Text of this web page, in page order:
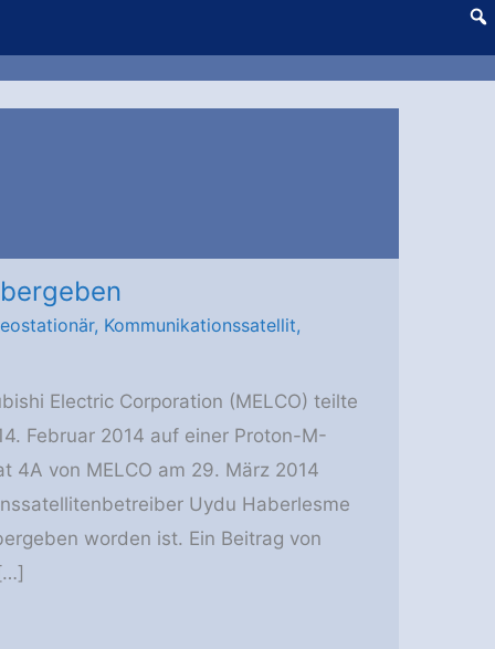
, Kommunikationssatellit,
Electric Corporation (MELCO) teilte
Februar 2014 auf einer Proton-M-
4A von MELCO am 29. März 2014
Uydu Haberlesme
worden ist. Ein Beitrag von